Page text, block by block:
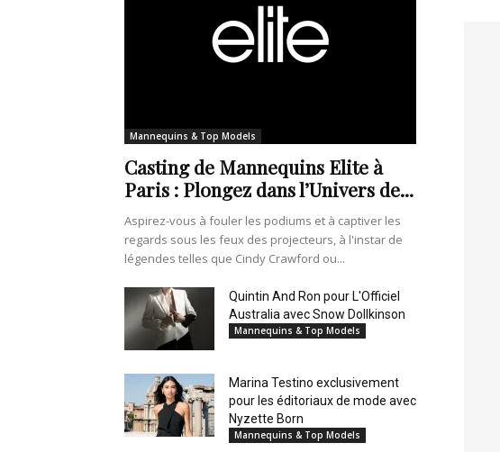
Mannequins & Top Models
Casting de Mannequins Elite à
Paris : Plongez dans l’Univers de...
Aspirez-vous à fouler les podiums et à captiver les
regards sous les feux des projecteurs, à l'instar de
légendes telles que Cindy Crawford ou...
Quintin And Ron pour L'Officiel
Australia avec Snow Dollkinson
Mannequins & Top Models
Marina Testino exclusivement
pour les éditoriaux de mode avec
Nyzette Born
Mannequins & Top Models